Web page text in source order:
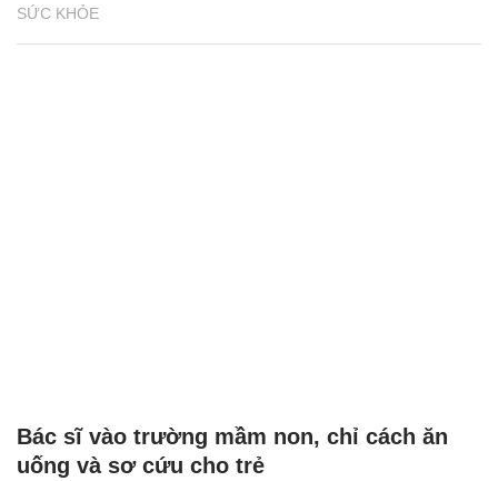
SỨC KHỎE
Bác sĩ vào trường mầm non, chỉ cách ăn
uống và sơ cứu cho trẻ